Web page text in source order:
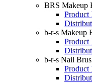
BRS Makeup
Product
b-r-s Makeup
Product
b-r-s Nail
Product